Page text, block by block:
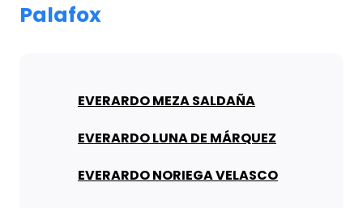
Palafox
EVERARDO MEZA SALDAÑA
EVERARDO LUNA DE MÁRQUEZ
EVERARDO NORIEGA VELASCO